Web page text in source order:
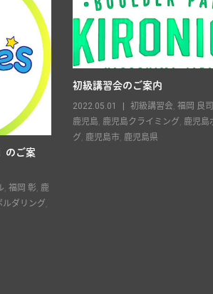
のご案
, 福岡 彰, 鹿
ルダリング ,
初級講習会のご案内
2022.05.01 初級講習会 福岡 良司
鹿児島 鹿児島クライミング 鹿児島
グ 鹿児島市, 鹿児島県